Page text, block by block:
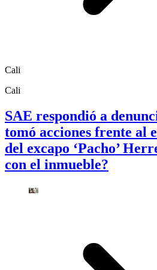
Cali
Cali
SAE respondió a
tomó acciones frente al
del excapo ‘Pacho’
con el inmueble?